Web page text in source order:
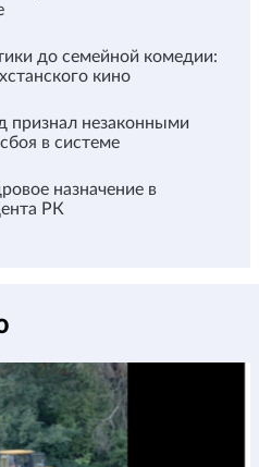
до семейной комедии:
кино
признал незаконными
в системе
назначение в
РК